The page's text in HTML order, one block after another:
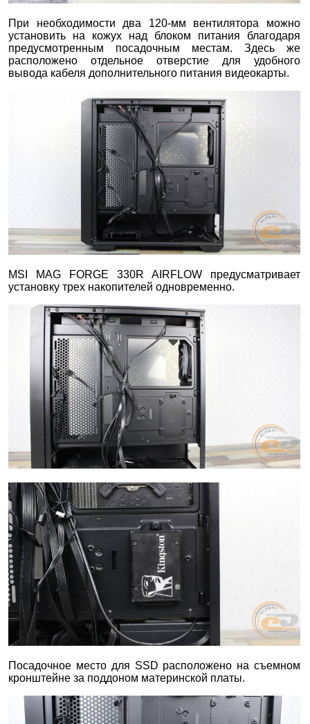
При необходимости два 120-мм вентилятора можно
установить на кожух над блоком питания благодаря
предусмотренным посадочным местам. Здесь же
расположено отдельное отверстие для удобного
вывода кабеля дополнительного питания видеокарты.
MSI MAG FORGE 330R AIRFLOW предусматривает
установку трех накопителей одновременно.
Посадочное место для SSD расположено на съемном
кронштейне за поддоном материнской платы.